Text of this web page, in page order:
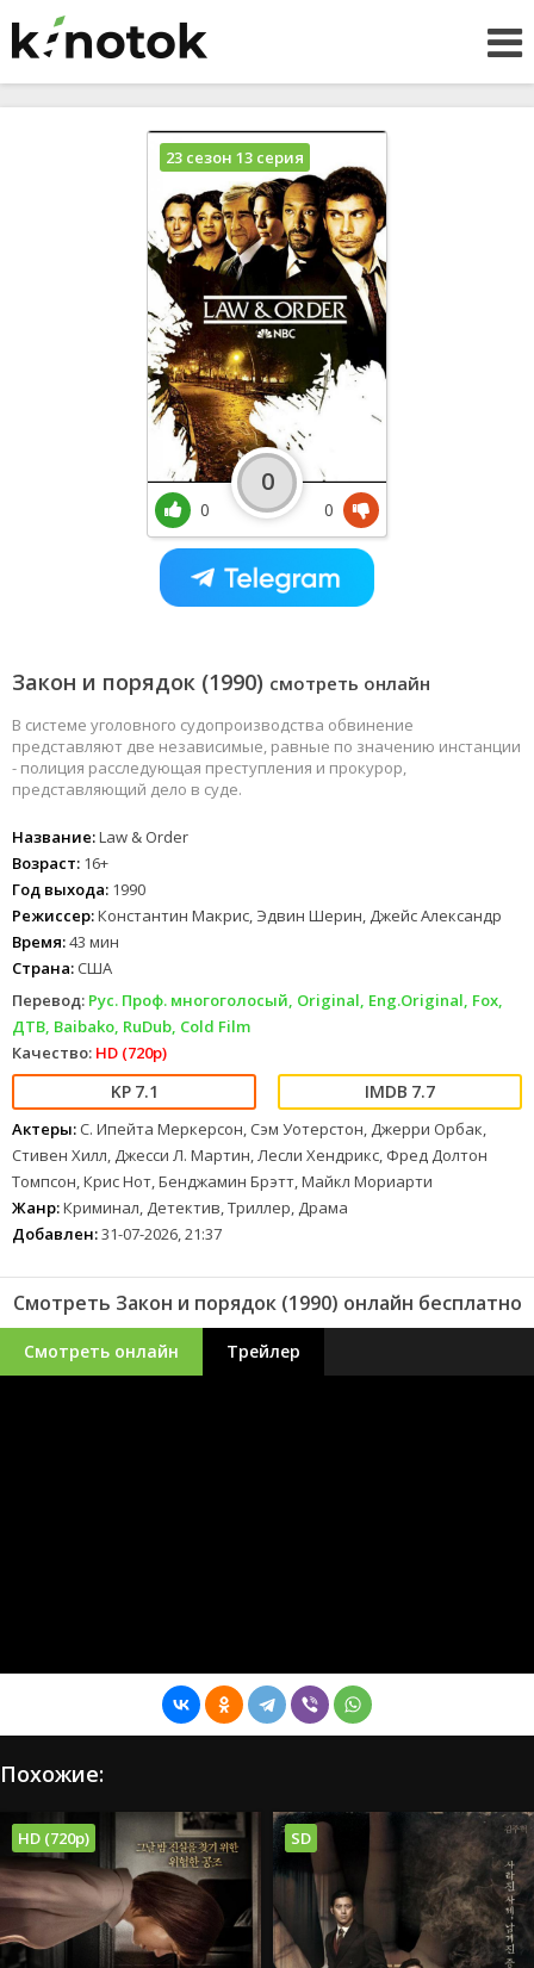
Закон и порядок (1990) смотреть онлайн
В системе уголовного судопроизводства обвинение
представляют две независимые, равные по значению инстанции
- полиция расследующая преступления и прокурор,
представляющий дело в суде.
Название:Law & Order
Возраст: 16+
Год выхода: 1990
Режиссер:Константин Макрис, Эдвин Шерин, Джейс Александр
Время:43 мин
Страна: США
Перевод: Рус. Проф. многоголосый, Original, Eng.Original, Fox,
ДТВ, Baibako, RuDub, Cold Film
Качество: HD (720p)
7.1 7.7
Актеры: С. Ипейта Меркерсон, Сэм Уотерстон, Джерри Орбак,
Стивен Хилл, Джесси Л. Мартин, Лесли Хендрикс, Фред Долтон
Томпсон, Крис Нот, Бенджамин Брэтт, Майкл Мориарти
Жанр:Криминал, Детектив, Триллер, Драма
Добавлен:31-07-2026, 21:37
23 сезон 13 серия
0
0
0
Смотреть Закон и порядок (1990) онлайн бесплатно
Смотреть онлайн Трейлер
Похожие:
HD (720p) SD